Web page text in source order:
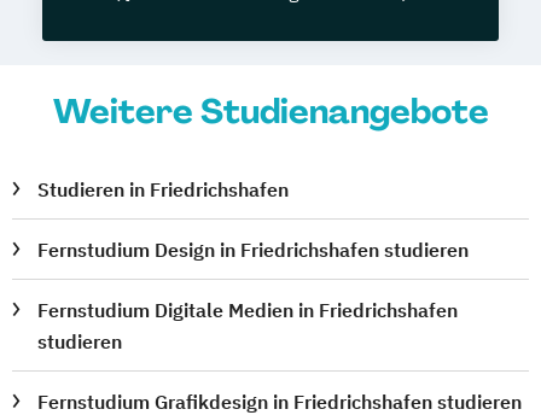
Weitere Studienangebote
Studieren in Friedrichshafen
Fernstudium Design in Friedrichshafen studieren
Fernstudium Digitale Medien in Friedrichshafen
studieren
Fernstudium Grafikdesign in Friedrichshafen studieren